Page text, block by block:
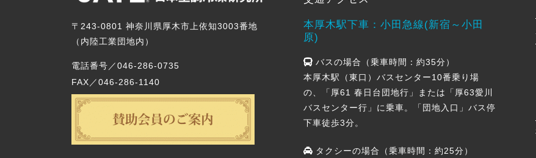
〒243-0801 神奈川県厚木市上依知3003番地
（内陸工業団地内）
電話番号／046-286-0735
FAX／046-286-1140
本厚木駅下車：小田急線(新宿～小田
原)
バスの場合（乗車時間：約35分）
本厚木駅（東口）バスセンター10番乗り場
の、「厚61 春日台団地行」または「厚63愛川
バスセンター行」に乗車。「団地入口」バス停
下車徒歩3分。
タクシーの場合（乗車時間：約25分）